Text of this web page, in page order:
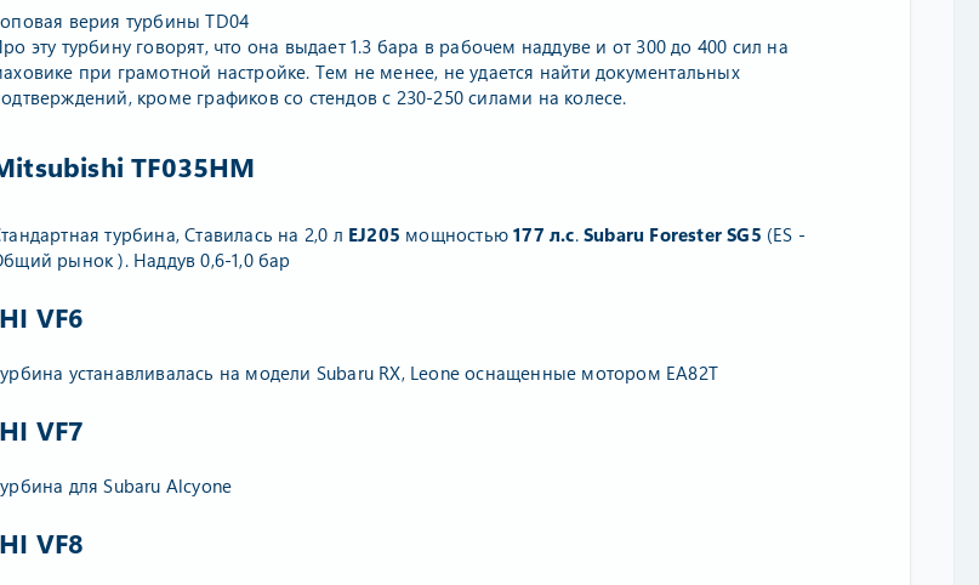
верия турбины TD04
эту турбину говорят, что она выдает 1.3 бара в рабочем наддуве и от 300 до 400 сил на
при грамотной настройке. Тем не менее, не удается найти документальных
кроме графиков со стендов с 230-250 силами на колесе.
TF035HM
турбина, Ставилась на 2,0 л EJ205 мощностью177 л.с.Subaru Forester SG5 (ES -
рынок ). Наддув 0,6-1,0 бар
VF6
устанавливалась на модели Subaru RX, Leone оснащенные мотором EA82T
VF7
для Subaru Alcyone
VF8